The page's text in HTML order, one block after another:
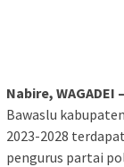
Nabire, WAGADEI –
Bawaslu
2023-2028
pengurus partai